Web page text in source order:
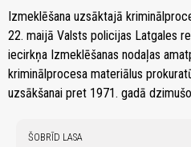
Izmeklēšana uzsāktajā
22. maijā Valsts policijas Latgales
iecirkņa Izmeklēšanas nodaļas
kriminālprocesa materiālus
uzsākšanai pret 1971. gadā
ŠOBRĪD LASA